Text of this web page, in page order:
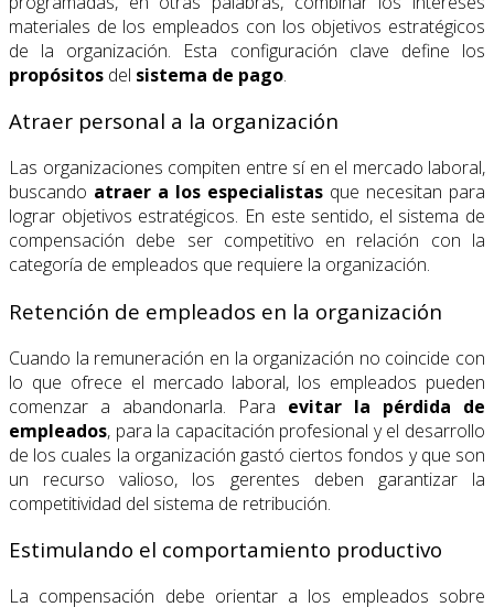
materiales de los empleados con los objetivos estratégicos
de la organización. Esta configuración clave define los
propósitos del sistema de pago.
Atraer personal a la organización
Las organizaciones compiten entre sí en el mercado laboral,
buscando atraer a los especialistas que necesitan para
lograr objetivos estratégicos. En este sentido, el sistema de
compensación debe ser competitivo en relación con la
categoría de empleados que requiere la organización.
Retención de empleados en la organización
Cuando la remuneración en la organización no coincide con
lo que ofrece el mercado laboral, los empleados pueden
comenzar a abandonarla. Para evitar la pérdida de
empleados, para la capacitación profesional y el desarrollo
de los cuales la organización gastó ciertos fondos y que son
un recurso valioso, los gerentes deben garantizar la
competitividad del sistema de retribución.
Estimulando el comportamiento productivo
La compensación debe orientar a los empleados sobre